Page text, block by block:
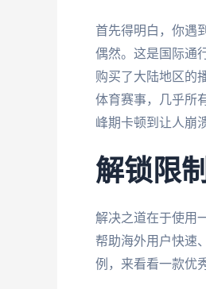
首先得明白，你遇
偶然。这是国际通
购买了大陆地区的
体育赛事，几乎所
峰期卡顿到让人崩
解锁限
解决之道在于使用
帮助海外用户快速
例，来看看一款优